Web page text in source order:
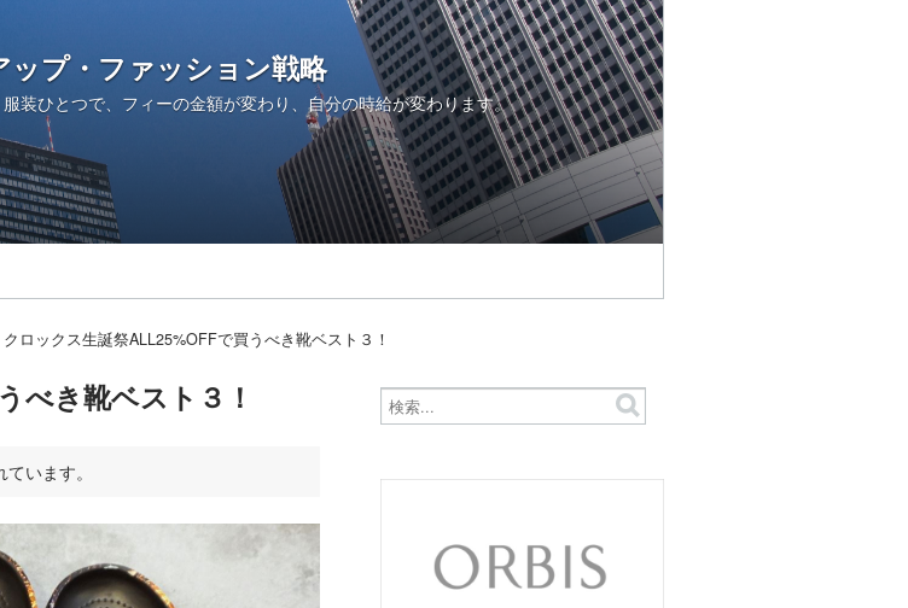
ップ・ファッション戦略
装ひとつで、フィーの金額が変わり、自分の時給が変わります。
クロックス生誕祭ALL25%OFFで買うべき靴ベスト３！
べき靴ベスト３！
います。